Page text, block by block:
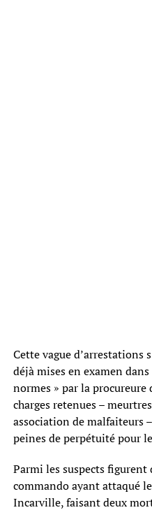
Cette vague d’arrestations
déjà mises en examen
normes » par la procureure
charges retenues –
association de malfaiteurs
peines de perpétuité pour
Parmi les suspects figurent
commando ayant attaqué
Incarville, faisant deux